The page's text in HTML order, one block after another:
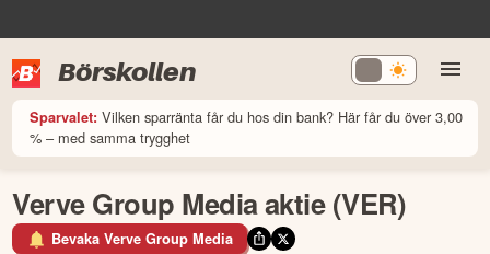
Börskollen
Sparvalet: Vilken sparränta får du hos din bank? Här får du över 3,00
% – med samma trygghet
Verve Group Media aktie (VER)
Bevaka Verve Group Media